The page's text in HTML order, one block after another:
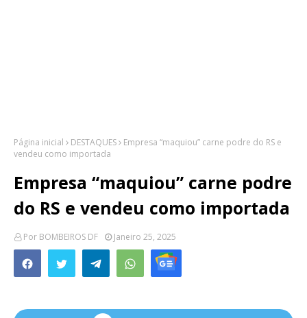
Página inicial DESTAQUES
Empresa “maquiou” carne podre do RS e
vendeu como importada
Empresa “maquiou” carne podre
do RS e vendeu como importada
Por BOMBEIROS DF Janeiro 25, 2025